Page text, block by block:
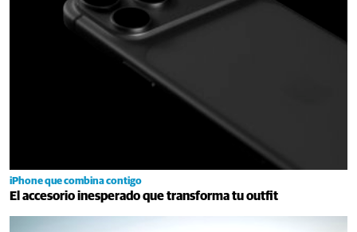
iPhone que combina contigo
El accesorio inesperado que transforma tu outfit